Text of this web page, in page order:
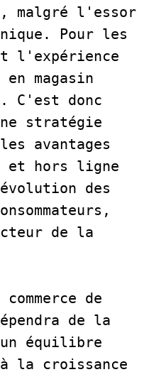
malgré l'essor
Pour les
l'expérience
magasin
C'est donc
stratégie
avantages
et hors ligne
des
de la
de
de la
équilibre
la croissance